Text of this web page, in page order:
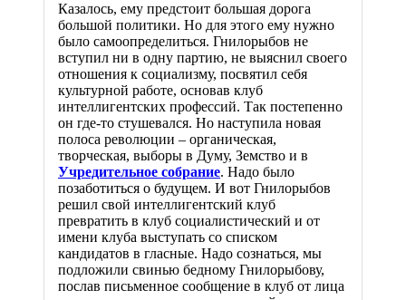
Казалось, ему предстоит большая дорога
большой политики. Но для этого ему нужно
было самоопределиться. Гнилорыбов не
вступил ни в одну партию, не выяснил своего
отношения к социализму, посвятил себя
культурной работе, основав клуб
интеллигентских профессий. Так постепенно
он где-то стушевался. Но наступила новая
полоса революции – органическая,
творческая, выборы в Думу, Земство и в
Учредительное собрание. Надо было
позаботиться о будущем. И вот Гнилорыбов
решил свой интеллигентский клуб
превратить в клуб социалистический и от
имени клуба выступать со списком
кандидатов в гласные. Надо сознаться, мы
подложили свинью бедному Гнилорыбову,
послав письменное сообщение в клуб от лица